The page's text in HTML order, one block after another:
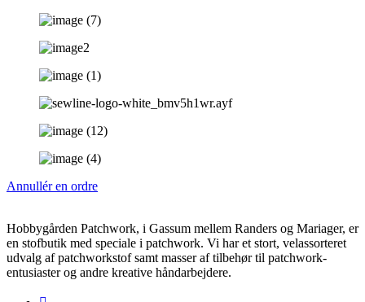
Annullér en ordre
Hobbygården Patchwork, i Gassum mellem Randers og Mariager, er
en stofbutik med speciale i patchwork. Vi har et stort, velassorteret
udvalg af patchworkstof samt masser af tilbehør til patchwork-
entusiaster og andre kreative håndarbejdere.